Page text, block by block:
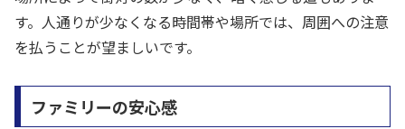
す。人通りが少なくなる時間帯や場所では、周囲への注意
を払うことが望ましいです。
ファミリーの安心感